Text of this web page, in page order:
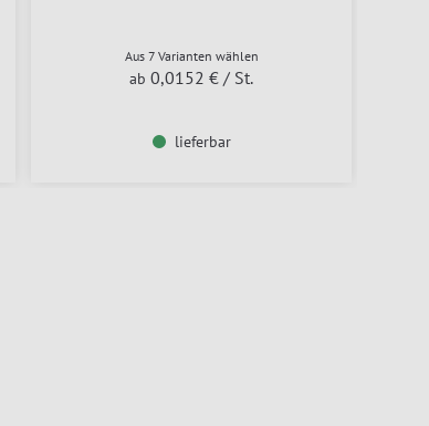
Aus 7 Varianten wählen
ab 0,0152 € / St.
lieferbar